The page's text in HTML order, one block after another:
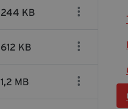
244 KB
612 KB
1,2 MB